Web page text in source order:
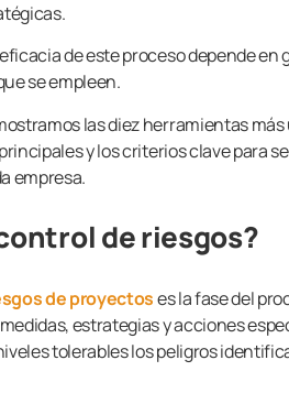
de este proceso depende
se empleen.
las diez herramientas
y los criterios clave para
empresa.
de riesgos?
de proyectoses la fase del
estrategias y acciones
tolerables los peligros